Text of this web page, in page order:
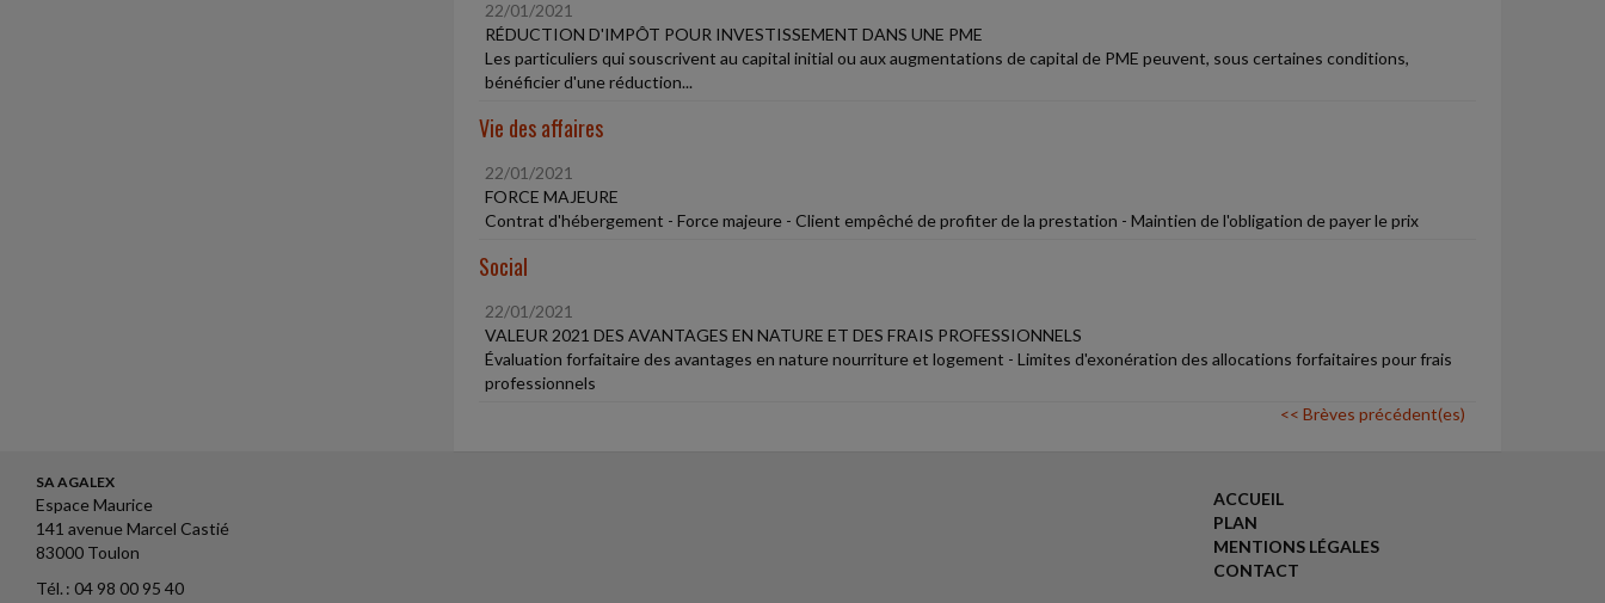
22/01/2021
RÉDUCTION D'IMPÔT POUR INVESTISSEMENT DANS UNE PME
Les particuliers qui souscrivent au capital initial ou aux augmentations de capital de PME peuvent, sous certaines conditions,
bénéficier d'une réduction...
Vie des affaires
22/01/2021
FORCE MAJEURE
Contrat d'hébergement - Force majeure - Client empêché de profiter de la prestation - Maintien de l'obligation de payer le prix
Social
22/01/2021
VALEUR 2021 DES AVANTAGES EN NATURE ET DES FRAIS PROFESSIONNELS
Évaluation forfaitaire des avantages en nature nourriture et logement - Limites d'exonération des allocations forfaitaires pour frais
professionnels
<< Brèves précédent(es)
SA AGALEX
Espace Maurice
141 avenue Marcel Castié
83000 Toulon
Tél. : 04 98 00 95 40
ACCUEIL
PLAN
MENTIONS LÉGALES
CONTACT